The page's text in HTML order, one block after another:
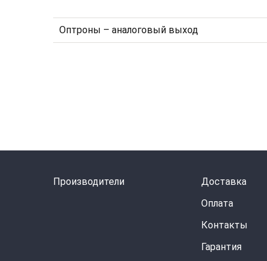
Оптроны – аналоговый выход
Производители
Доставка
Оплата
Контакты
Гарантия